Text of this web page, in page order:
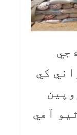
جي
کي
20 لک روپين
آهي